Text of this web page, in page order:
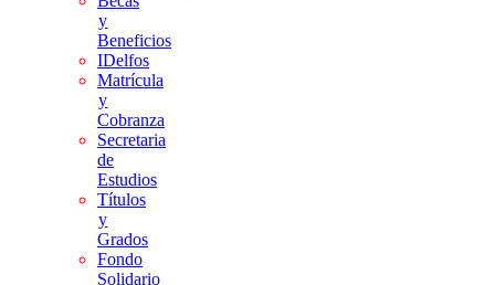
y
Beneficios
IDelfos
Matrícula
y
Cobranza
Secretaria
de
Estudios
Títulos
y
Grados
Fondo
Solidario